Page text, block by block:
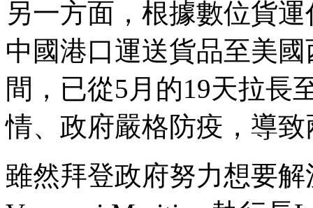
另一方面，根據數位貨
中國港口運送貨品至美
間，已從5月的19天拉長
情、政府嚴格防疫，導
雖然拜登政府努力想要